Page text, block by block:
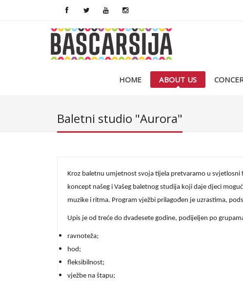
HOME ABOUT US
Baletni studio "Aurora"
Kroz baletnu umjetnost svoja tijela pretvaramo u
koncept našeg i Vašeg baletnog studija koji daje djeci
muzike i ritma. Program vježbi prilagođen je uzrastima,
Upis je od treće do dvadesete godine, podijeljen po
ravnoteža;
hod;
fleksibilnost;
vježbe na štapu;